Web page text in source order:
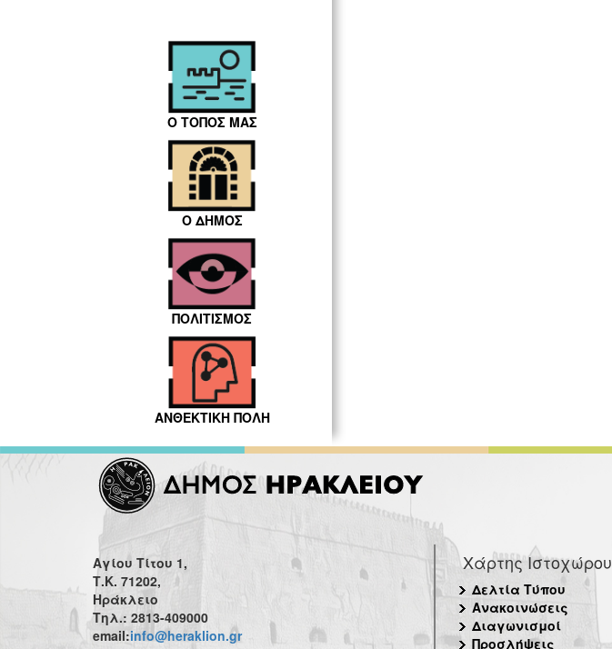
Ο ΤΟΠΟΣ ΜΑΣ
Ο ΔΗΜΟΣ
ΠΟΛΙΤΙΣΜΟΣ
ΑΝΘΕΚΤΙΚΗ ΠΟΛΗ
Αγίου Τίτου 1,
Τ.Κ. 71202,
Ηράκλειο
Τηλ.: 2813-409000
email:info@heraklion.gr
Χάρτης Ιστοχώρου
Δελτία Τύπου
Ανακοινώσεις
Διαγωνισμοί
Προσλήψεις